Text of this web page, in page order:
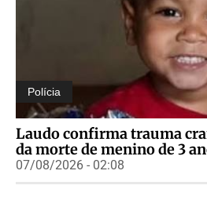
Polícia
Laudo confirma trauma
da morte de menino de 3
07/08/2026 - 02:08